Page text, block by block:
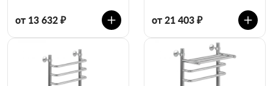
от 13 632 ₽ от 21 403 ₽